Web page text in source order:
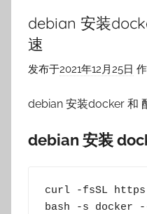
debian 安装
速
发布于2021年12月25日
debian 安装docker 和
debian 安装
curl -fsSL
bash -s docker